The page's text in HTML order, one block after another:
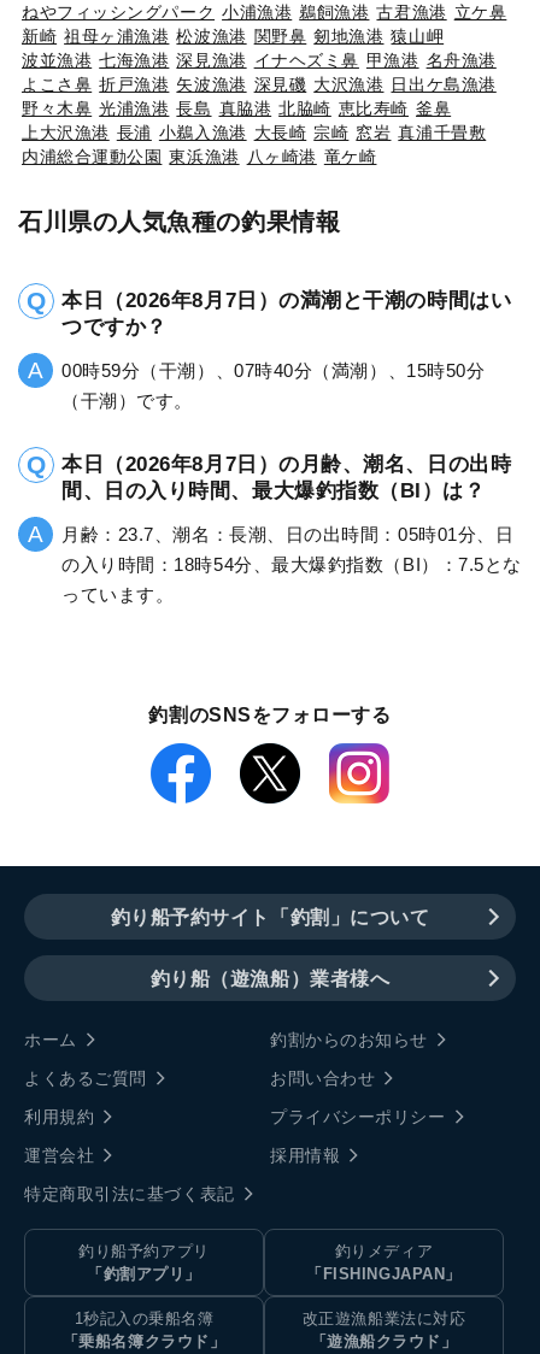
ねやフィッシングパーク 小浦漁港 鵜飼漁港 古君漁港 立ケ鼻
新崎 祖母ヶ浦漁港 松波漁港 関野鼻 剱地漁港 猿山岬
波並漁港 七海漁港 深見漁港 イナヘズミ鼻 甲漁港 名舟漁港
よこさ鼻 折戸漁港 矢波漁港 深見磯 大沢漁港 日出ケ島漁港
野々木鼻 光浦漁港 長島 真脇港 北脇崎 恵比寿崎 釜鼻
上大沢漁港 長浦 小鵜入漁港 大長崎 宗崎 窓岩 真浦千畳敷
内浦総合運動公園 東浜漁港 八ヶ崎港 竜ケ崎
石川県の人気魚種の釣果情報
本日（2026年8月7日）の満潮と干潮の時間はい
つですか？
00時59分（干潮）、07時40分（満潮）、15時50分
（干潮）です。
本日（2026年8月7日）の月齢、潮名、日の出時
間、日の入り時間、最大爆釣指数（BI）は？
月齢：23.7、潮名：長潮、日の出時間：05時01分、日
の入り時間：18時54分、最大爆釣指数（BI）：7.5とな
っています。
釣割のSNSをフォローする
釣り船予約サイト「釣割」について
釣り船（遊漁船）業者様へ
ホーム
釣割からのお知らせ
よくあるご質問
お問い合わせ
利用規約
プライバシーポリシー
運営会社
採用情報
特定商取引法に基づく表記
釣り船予約アプリ
「釣割アプリ」
釣りメディア
「FISHINGJAPAN」
1秒記入の乗船名簿
「乗船名簿クラウド」
改正遊漁船業法に対応
「遊漁船クラウド」